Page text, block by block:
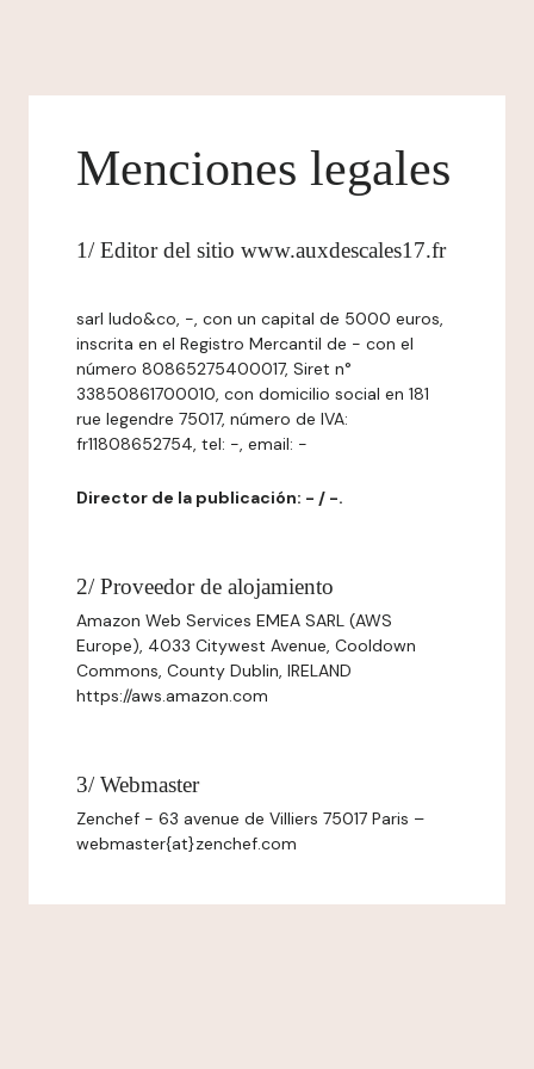
Menciones legales
1/ Editor del sitio www.auxdescales17.fr
sarl ludo&co, -, con un capital de 5000 euros,
inscrita en el Registro Mercantil de - con el
número 80865275400017, Siret n°
33850861700010, con domicilio social en 181
rue legendre 75017, número de IVA:
fr11808652754, tel: -, email: -
Director de la publicación: - / -.
2/ Proveedor de alojamiento
Amazon Web Services EMEA SARL (AWS
Europe), 4033 Citywest Avenue, Cooldown
Commons, County Dublin, IRELAND
https://aws.amazon.com
3/ Webmaster
Zenchef - 63 avenue de Villiers 75017 Paris –
webmaster{at}zenchef.com